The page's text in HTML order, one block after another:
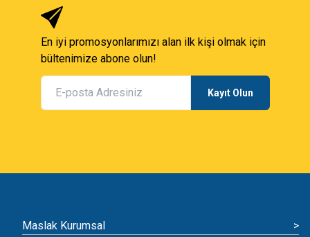
En iyi promosyonlarımızı alan ilk kişi olmak için
bültenimize abone olun!
Kayıt Olun
Maslak Kurumsal >